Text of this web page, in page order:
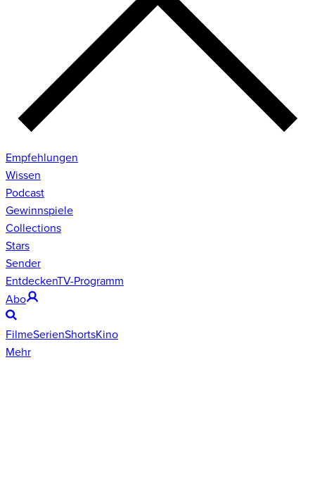
Empfehlungen
Wissen
Podcast
Gewinnspiele
Collections
Stars
Sender
EntdeckenTV-Programm
Abo
FilmeSerienShortsKino
Mehr